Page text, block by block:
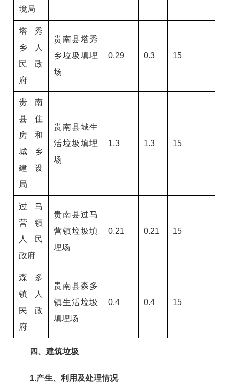
境局
塔秀
乡人
民政
府
贵南县塔秀
乡垃圾填埋
场
0.29 0.3 15
贵南
县住
房和
城乡
建设
局
贵南县城生
活垃圾填埋
场
1.3 1.3 15
过马
营镇
人民
政府
贵南县过马
营镇垃圾填
埋场
0.21 0.21 15
森多
镇人
民政
府
贵南县森多
镇生活垃圾
填埋场
0.4 0.4 15
四、建筑垃圾
1.产生、利用及处理情况